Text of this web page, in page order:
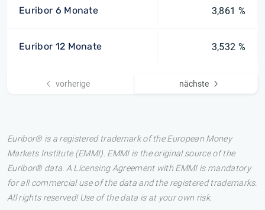
Euribor 6 Monate 3,861 %
Euribor 12 Monate 3,532 %
vorherige nächste
Euribor® is a registered trademark of the European Money
Markets Institute (EMMI). EMMI is the original source of the
Euribor® data. A Licensing Agreement with EMMI is mandatory
for all commercial use of the data and the registered trademarks.
All rights reserved! Use of the data is at your own risk.